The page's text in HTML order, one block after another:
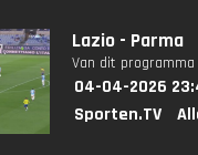
Lazio - Parma
Van dit
04-04-2026
Sporten.TV